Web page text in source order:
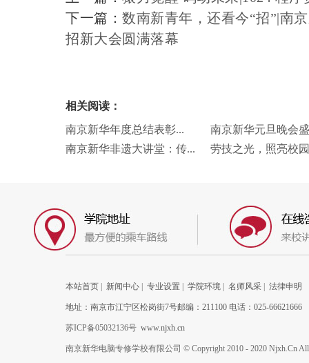
下一篇： 数南新青年，还看今“招”|南
招新大会圆满落幕
相关阅读：
南京新华年度总结表彰...
南京新华元旦晚会
南京新华非遗大讲堂：传...
劳技之光，照亮校
本站首页 新闻中心 专业设置 学院环境 名师风采 法律申明
地址：南京市江宁区松岗街7号邮编：211100 电话：025-66621666
苏ICP备05032136号 www.njxh.cn
南京新华电脑专修学校有限公司 © Copyright 2010 - 2020 Njxh.Cn All